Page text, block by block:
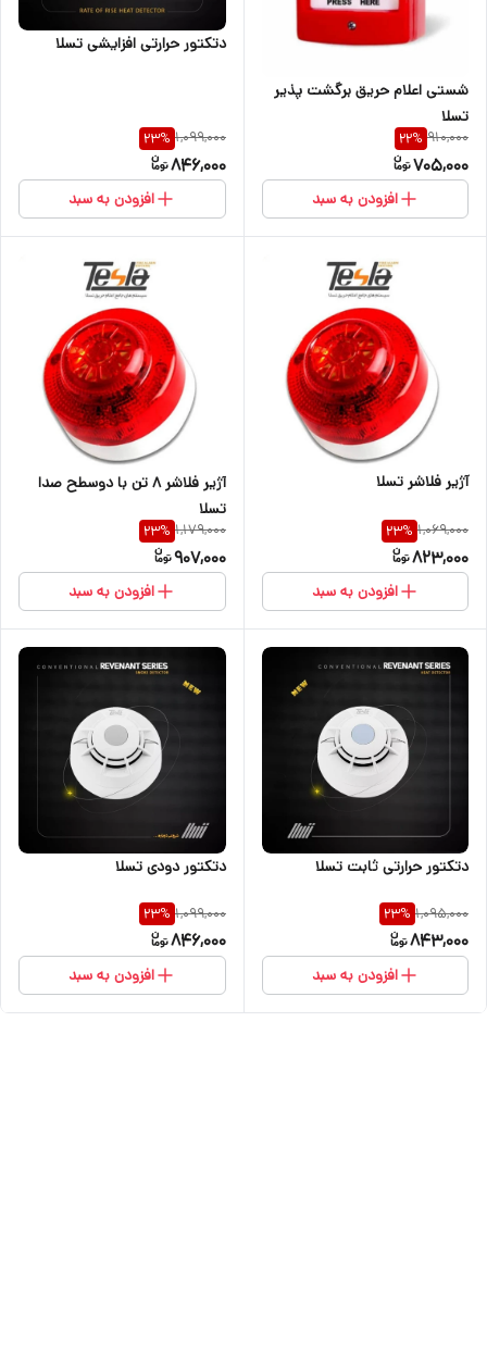
شستی اعلام حریق برگشت پذیر
تسلا
910,000
22%
705,000
افزودن به سبد
دتکتور حرارتی افزایشی تسلا
1,099,000
23%
846,000
افزودن به سبد
آژیر فلاشر تسلا
1,069,000
23%
823,000
افزودن به سبد
آژیر فلاشر ۸ تن با دوسطح صدا
تسلا
1,179,000
23%
907,000
افزودن به سبد
دتکتور حرارتی ثابت تسلا
1,095,000
23%
843,000
افزودن به سبد
دتکتور دودی تسلا
1,099,000
23%
846,000
افزودن به سبد